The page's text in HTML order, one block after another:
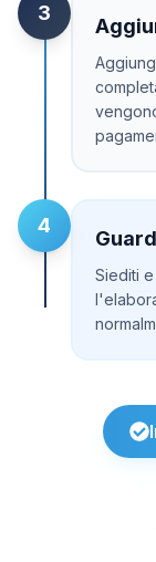
3
4
Siediti